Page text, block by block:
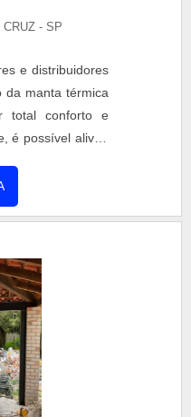
- SP
e distribuidores
da manta térmica
total conforto e
é possível aliviar
subcobertura
a manta térmica